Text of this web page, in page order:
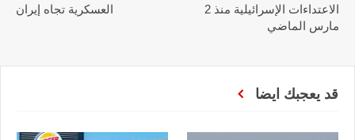
الاعتداءات الإسرائيلية منذ 2
مارس الماضي
العسكرية تجاه إيران
قد يعجبك ايضا